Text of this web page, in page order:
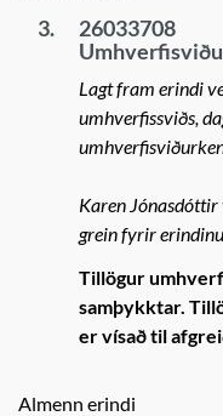
3.
26033708
Lagt fram erindi
umhverfissviðs,
Karen
grein fyrir
Tillögur
samþykktar.
er vísað til
Almenn erindi